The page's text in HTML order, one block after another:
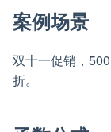
案例场景
双十一促销，
折。